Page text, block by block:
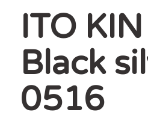
ITO
Black
0516